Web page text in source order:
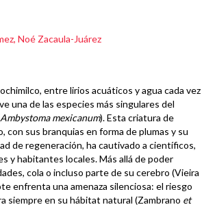
Noé Zacaula-Juárez
entre lirios acuáticos y agua cada vez
una de las especies más singulares del
Ambystoma mexicanum). Esta criatura de
con sus branquias en forma de plumas y su
de regeneración, ha cautivado a científicos,
y habitantes locales. Más allá de poder
cola o incluso parte de su cerebro (Vieira
enfrenta una amenaza silenciosa: el riesgo
siempre en su hábitat natural (Zambrano et